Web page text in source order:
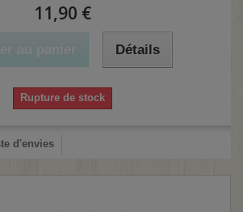
11,90 €
au panier Détails
Rupture de stock
d'envies